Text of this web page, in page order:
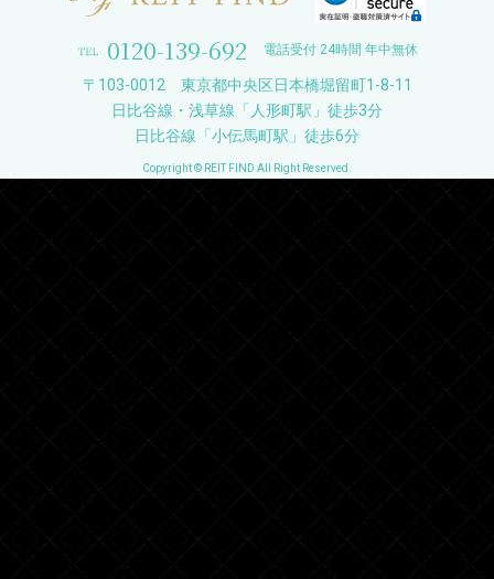
0120-139-692 電話受付 24時間 年中無休
〒103-0012 東京都中央区日本橋堀留町1-8-11
日比谷線・浅草線「人形町駅」徒歩3分
日比谷線「小伝馬町駅」徒歩6分
Copyright © REIT FIND All Right Reserved.